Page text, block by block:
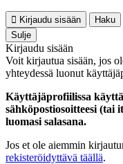
Kirjaudu sisään
Haku
Sulje
Kirjaudu sisään
Voit kirjautua sisään, jos
yhteydessä luonut
Käyttäjäprofiilissa
sähköpostiosoitteesi (tai
luomasi salasana.
Jos et ole aiemmin
rekisteröidyttävä täällä.